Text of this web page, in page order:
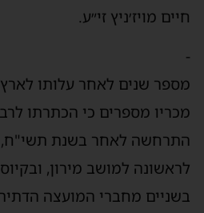
חיים מויז׳ניץ זי״ע.
-
מספר שנים לאחר עלותו
מכריו מספרים כי הכתרתו
התרחשה לאחר בשנת תשי"ח,
לראשונה למושב מירון,
בשניים מחברי המועצה